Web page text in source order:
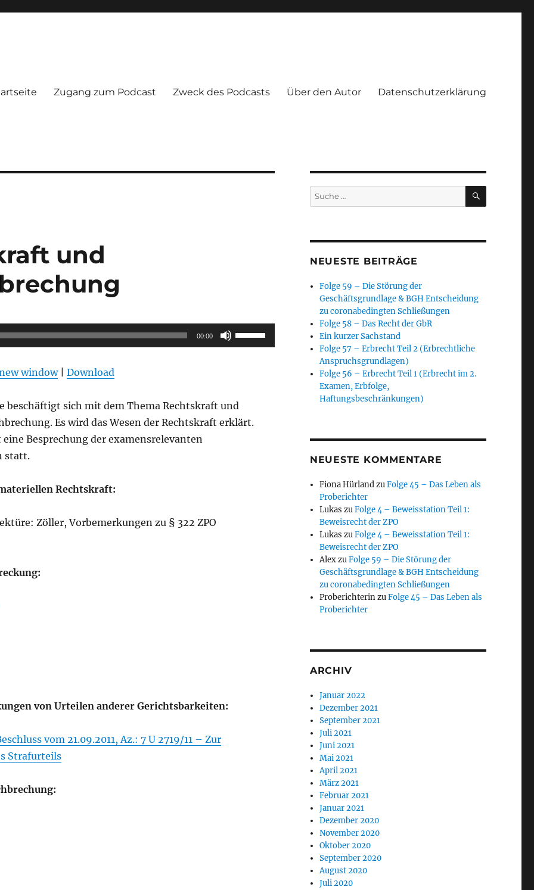
Zugang zum Podcast Zweck des Podcasts Über den Autor Datenschutzerklärung
und
00:00
Pfeiltasten
Hoch/Runter
window| Download
beschäftigt sich mit dem Thema Rechtskraft und
Es wird das Wesen der Rechtskraft erklärt.
Besprechung der examensrelevanten
statt.
Rechtskraft:
Zöller, Vorbemerkungen zu § 322 ZPO
von Urteilen anderer Gerichtsbarkeiten:
vom 21.09.2011, Az.: 7 U 2719/11 – Zur
Strafurteils
Suche
nach:
SUCHEN
NEUESTE BEITRÄGE
Folge 59 – Die Störung der
Geschäftsgrundlage & BGH Entscheidung
zu coronabedingten Schließungen
Folge 58 – Das Recht der GbR
Ein kurzer Sachstand
Folge 57 – Erbrecht Teil 2 (Erbrechtliche
Anspruchsgrundlagen)
Folge 56 – Erbrecht Teil 1 (Erbrecht im 2.
Examen, Erbfolge,
Haftungsbeschränkungen)
NEUESTE KOMMENTARE
Fiona HürlandzuFolge 45 – Das Leben als
Proberichter
Lukas zuFolge 4 – Beweisstation Teil 1:
Beweisrecht der ZPO
Lukas zuFolge 4 – Beweisstation Teil 1:
Beweisrecht der ZPO
AlexzuFolge 59 – Die Störung der
Geschäftsgrundlage & BGH Entscheidung
zu coronabedingten Schließungen
ProberichterinzuFolge 45 – Das Leben als
Proberichter
ARCHIV
Januar 2022
Dezember 2021
September 2021
Juli 2021
Juni 2021
Mai 2021
April 2021
März 2021
Februar 2021
Januar 2021
Dezember 2020
November 2020
Oktober 2020
September 2020
August 2020
Juli 2020